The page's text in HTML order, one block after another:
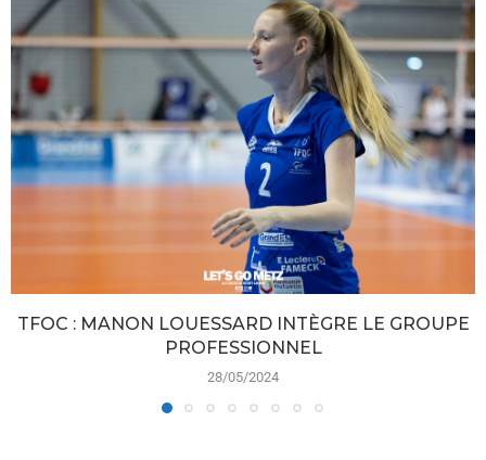
TFOC : MANON LOUESSARD INTÈGRE LE GROUPE
PROFESSIONNEL
28/05/2024